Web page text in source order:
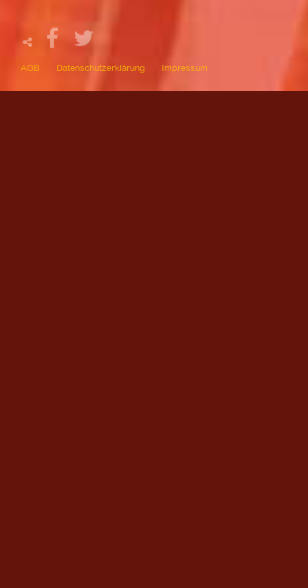
AGB Datenschutzerklärung Impressum